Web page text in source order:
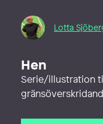
Lotta
Hen
Serie/illustration